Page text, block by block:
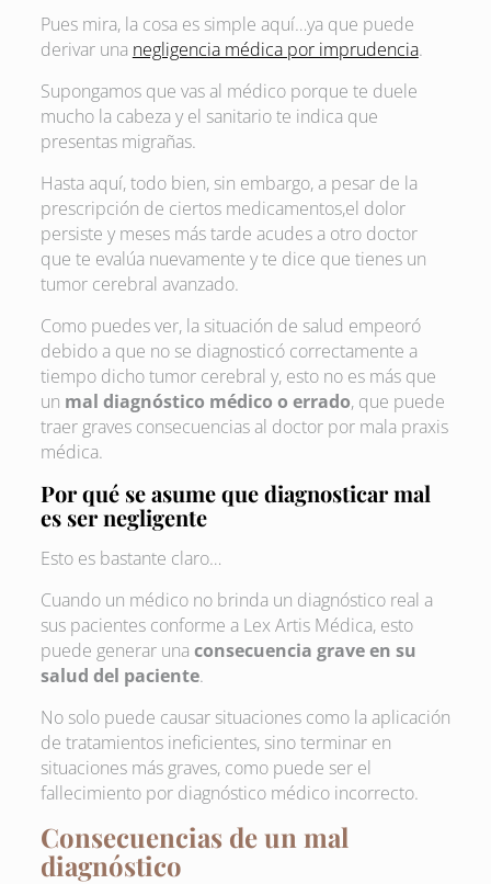
Pues mira, la cosa es simple aquí…ya que puede
derivar una negligencia médica por imprudencia.
Supongamos que vas al médico porque te duele
mucho la cabeza y el sanitario te indica que
presentas migrañas.
Hasta aquí, todo bien, sin embargo, a pesar de la
prescripción de ciertos medicamentos,el dolor
persiste y meses más tarde acudes a otro doctor
que te evalúa nuevamente y te dice que tienes un
tumor cerebral avanzado.
Como puedes ver, la situación de salud empeoró
debido a que no se diagnosticó correctamente a
tiempo dicho tumor cerebral y, esto no es más que
un mal diagnóstico médico o errado, que puede
traer graves consecuencias al doctor por mala praxis
médica.
Por qué se asume que diagnosticar mal
es ser negligente
Esto es bastante claro…
Cuando un médico no brinda un diagnóstico real a
sus pacientes conforme a Lex Artis Médica, esto
puede generar una consecuencia grave en su
salud del paciente.
No solo puede causar situaciones como la aplicación
de tratamientos ineficientes, sino terminar en
situaciones más graves, como puede ser el
fallecimiento por diagnóstico médico incorrecto.
Consecuencias de un mal
diagnóstico